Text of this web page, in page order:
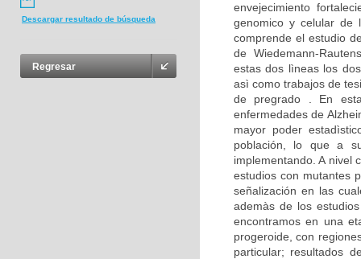
Descargar resultado de búsqueda
Regresar
envejecimiento
genomico y celular de
comprende el estudio
de Wiedemann-
estas dos lìneas los
asì como trabajos de
de pregrado . En
enfermedades de
mayor poder
población, lo que a
implementando. A nivel
estudios con mutantes
señalización en las
ademàs de los
encontramos en una
progeroide, con
particular; resultados